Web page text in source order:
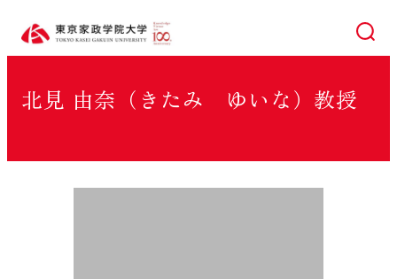
検索
北見 由奈（きたみ ゆいな）教授